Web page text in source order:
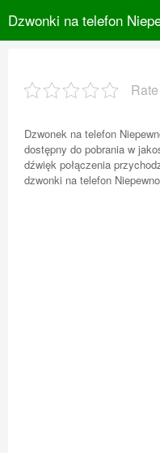
Dzwonki na telefon
Dzwonek na telefon
dostępny do pobrania w
dźwięk połączenia
dzwonki na telefon